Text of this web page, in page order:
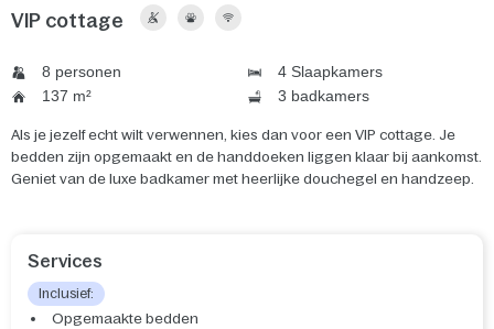
VIP cottage
8 personen
4 Slaapkamers
137 m²
3 badkamers
Als je jezelf echt wilt verwennen, kies dan voor een VIP cottage. Je
bedden zijn opgemaakt en de handdoeken liggen klaar bij aankomst.
Geniet van de luxe badkamer met heerlijke douchegel en handzeep.
Services
Inclusief:
Opgemaakte bedden